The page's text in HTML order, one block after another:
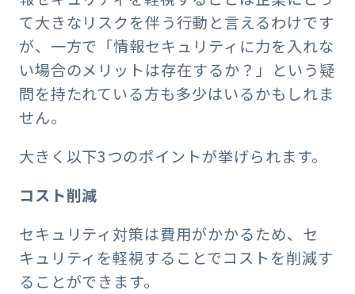
て大きなリスクを伴う行動と言えるわけです
が、一方で「情報セキュリティに力を入れな
い場合のメリットは存在するか？」という疑
問を持たれている方も多少はいるかもしれま
せん。
大きく以下3つのポイントが挙げられます。
コスト削減
セキュリティ対策は費用がかかるため、セ
キュリティを軽視することでコストを削減す
ることができます。